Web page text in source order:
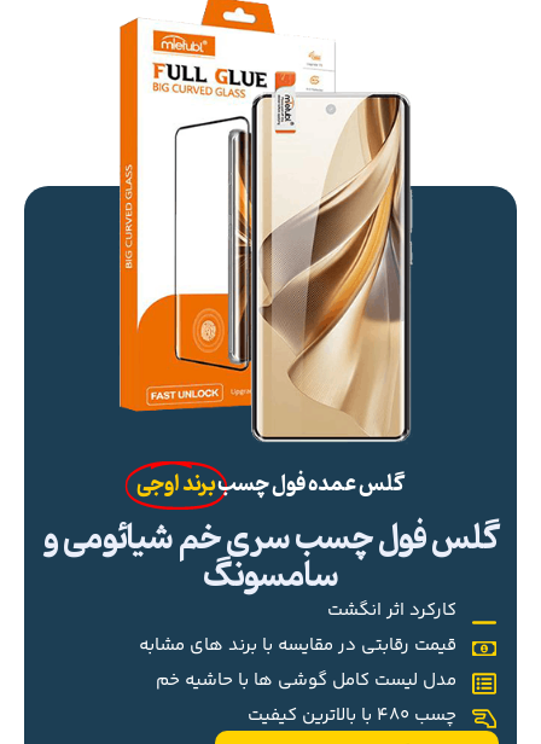
گلس عمده فول چسببرند اوجی
گلس فول چسب سری خم شیائومی و
سامسونگ
کارکرد اثر انگشت
قیمت رقابتی در مقایسه با برند های مشابه
مدل لیست کامل گوشی ها با حاشیه خم
چسب 480 با بالاترین کیفیت